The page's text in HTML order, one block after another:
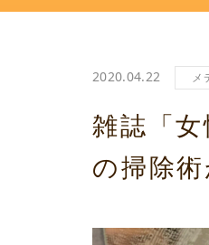
2020.04.22 メ
雑誌「
の掃除